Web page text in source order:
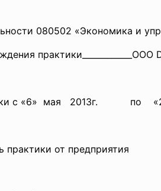
080502 «Экономика и
практики____________OOO Da
с «6» мая 2013г. по
практики от предприятия